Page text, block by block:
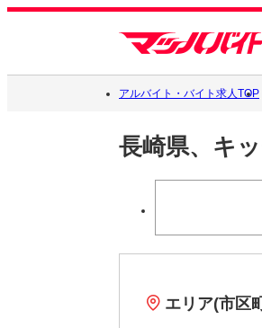
アルバイト・バイト求人TOP
長崎県、キ
エリア(市区